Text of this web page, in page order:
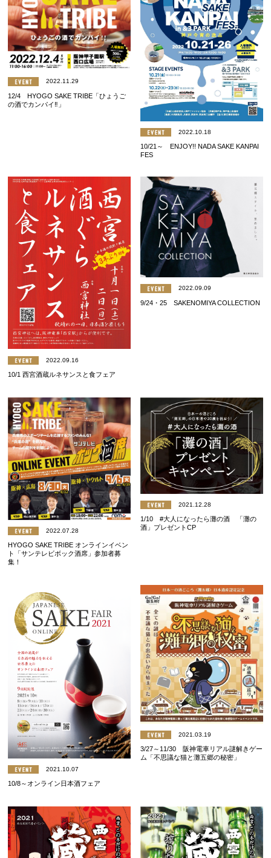
2022.11.29
12/4 HYOGO SAKE TRIBE「ひょうご
の酒でカンパイ‼」
2022.10.18
10/21～ ENJOY!! NADA SAKE KANPAI
FES
2022.09.16
10/1 西宮酒蔵ルネサンスと食フェア
2022.09.09
9/24・25 SAKENOMIYA COLLECTION
2022.07.28
HYOGO SAKE TRIBE オンラインイベン
ト「サンテレビボック酒席」参加者募
集！
2021.12.28
1/10 #大人になったら灘の酒 「灘の
酒」プレゼントCP
2021.10.07
10/8～オンライン日本酒フェア
2021.03.19
3/27～11/30 阪神電車リアル謎解きゲー
ム「不思議な猫と灘五郷の秘密」